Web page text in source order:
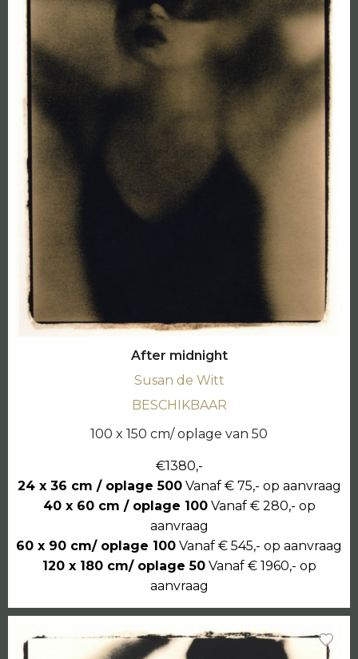
After midnight
Susan de Witt
BESCHIKBAAR
100 x 150 cm/ oplage van 50
€1380,-
24 x 36 cm / oplage 500Vanaf € 75,- op aanvraag
40 x 60 cm / oplage 100Vanaf € 280,- op
aanvraag
60 x 90 cm/ oplage 100 Vanaf € 545,- op aanvraag
120 x 180 cm/ oplage 50Vanaf € 1960,- op
aanvraag